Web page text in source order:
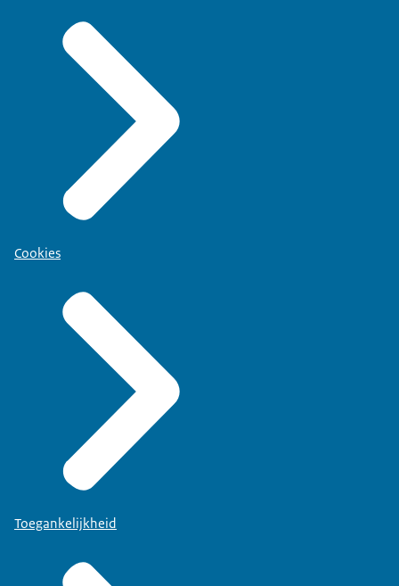
Cookies
Toegankelijkheid